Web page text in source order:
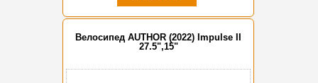
Велосипед AUTHOR (2022) Impulse II
27.5",15"